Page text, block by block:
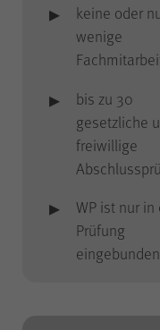
keine oder
wenige
bis zu 30
gesetzliche
freiwillige
WP ist nur in
Prüfung
eingebunden
Laufzeit